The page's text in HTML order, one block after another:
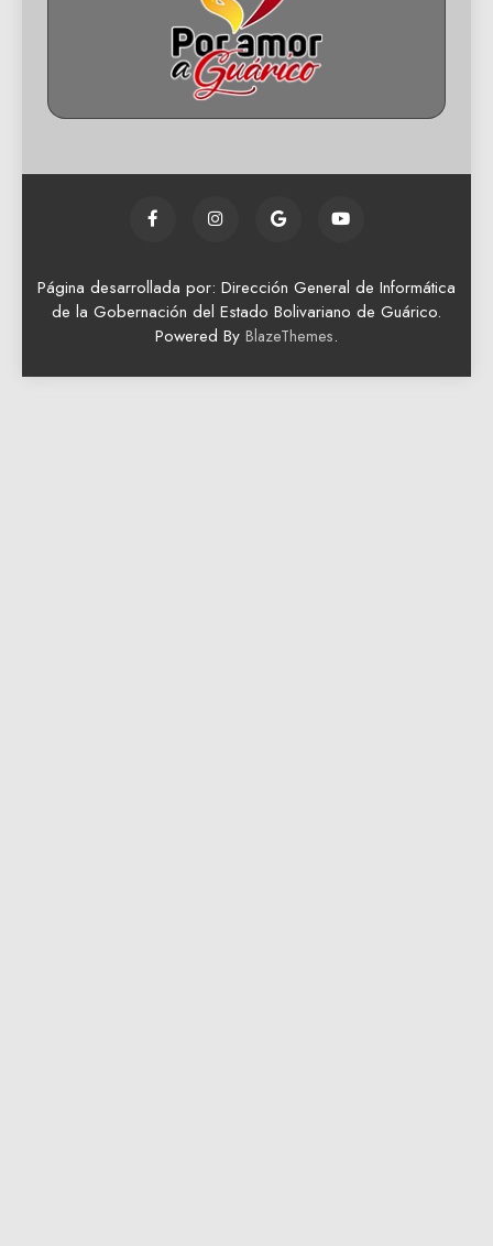
Página desarrollada por: Dirección General de Informática
de la Gobernación del Estado Bolivariano de Guárico.
Powered By BlazeThemes.